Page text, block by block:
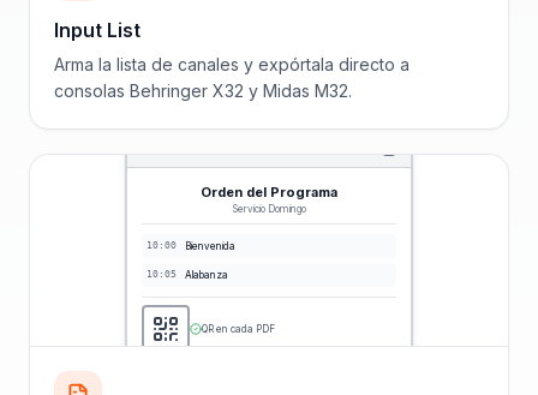
Input List
Arma la lista de canales y expórtala directo a
consolas Behringer X32 y Midas M32.
Orden del Programa
Servicio Domingo
10:00 Bienvenida
10:05 Alabanza
QR en cada PDF